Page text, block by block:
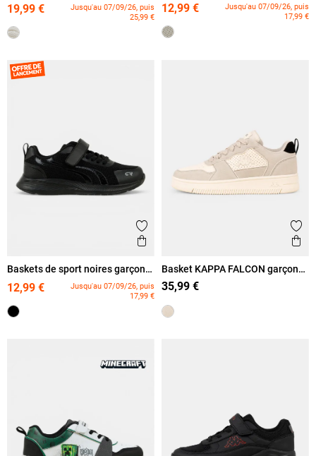
19,99 €
Jusqu'au 07/09/26, puis
25,99 €
12,99 €
Jusqu'au 07/09/26, puis
17,99 €
Ajouter aux favoris
Aperçu rapide
Baskets de sport noires garçon
(31-39)
12,99 €
Jusqu'au 07/09/26, puis
17,99 €
Basket KAPPA FALCON garçon
(31-38)
35,99 €